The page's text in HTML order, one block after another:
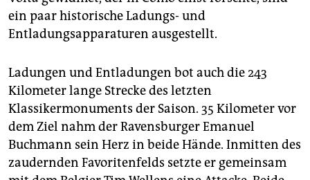
epaper login
ein paar historische Ladungs- und
Entladungsapparaturen ausgestellt.
Ladungen und Entladungen bot auch die 243
Kilometer lange Strecke des letzten
Klassikermonuments der Saison. 35 Kilometer vor
dem Ziel nahm der Ravensburger Emanuel
Buchmann sein Herz in beide Hände. Inmitten des
zaudernden Favoritenfelds setzte er gemeinsam